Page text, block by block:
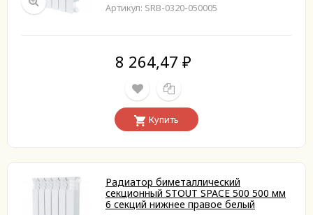
Артикул: SRB-0320-050005
8 264,47 ₽
Купить
Радиатор биметаллический
секционный STOUT SPACE 500 500 мм
6 секций нижнее правое белый